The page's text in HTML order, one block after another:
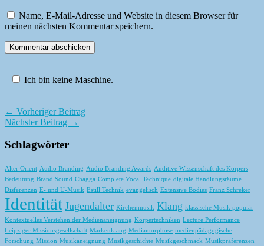
Name, E-Mail-Adresse und Website in diesem Browser für
meinen nächsten Kommentar speichern.
Ich bin keine Maschine.
← Vorheriger Beitrag
Nächster Beitrag →
Schlagwörter
Alter Orient Audio Branding Audio Branding Awards Auditive Wissenschaft des Körpers
Bedeutung Brand Sound Chagga Complete Vocal Technique digitale Handlungsräume
Disferenzen E- und U-Musik Estill Technik evangelisch Extensive Bodies Franz Schreker
Identität Jugendalter Kirchenmusik Klang klassische Musik populär
Kontextuelles Verstehen der Medienaneignung Körpertechniken Lecture Performance
Leipziger Missionsgesellschaft Markenklang Mediamorphose medienpädagogische
Forschung Mission Musikaneignung Musikgeschichte Musikgeschmack Musikpräferenzen